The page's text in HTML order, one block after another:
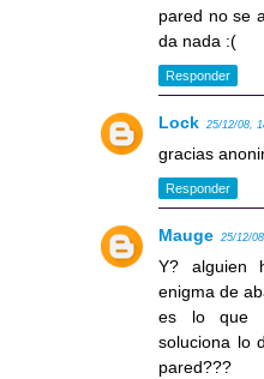
pared no se
da nada :(
Responder
Lock 25/12/08,
gracias
Responder
Mauge 25/12/
Y? alguien
enigma de
es lo que
soluciona lo
pared???